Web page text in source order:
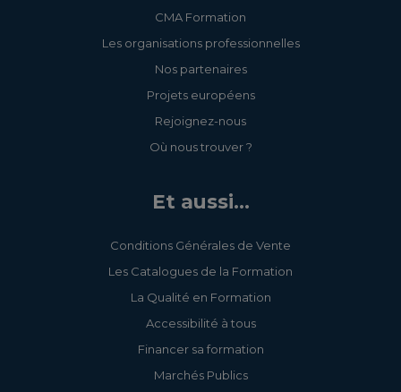
CMA Formation
Les organisations professionnelles
Nos partenaires
Projets européens
Rejoignez-nous
Où nous trouver ?
Et aussi...
Conditions Générales de Vente
Les Catalogues de la Formation
La Qualité en Formation
Accessibilité à tous
Financer sa formation
Marchés Publics